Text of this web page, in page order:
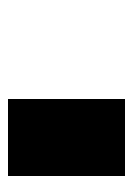
Video-Player